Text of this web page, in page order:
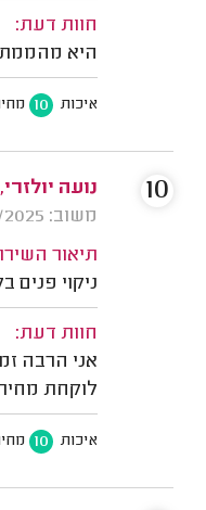
חוות דעת:
היא
איכות 10
נועה
משוב: 28/01/2025
תיאור
ניקוי פנים
חוות דעת:
אני הרבה
לוקחת
איכות 10
10